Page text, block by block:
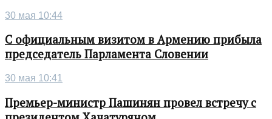
30 мая 10:44
С официальным визитом в Армению прибыла
председатель Парламента Словении
30 мая 10:41
Премьер-министр Пашинян провел встречу с